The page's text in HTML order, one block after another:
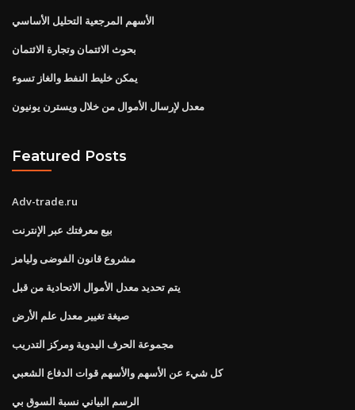
الأسهم المرجعية التحليل الأساسي
بحوث الائتمان وتجارة الائتمان
يمكن خليط النفط والغاز تسوء
معدل لإرسال الأموال من خلال ويسترن يونيون
Featured Posts
Adv-trade.ru
بيع معرفتك عبر الإنترنت
مشروع قانون الفوضى وليامز
يتم تحديد معدل الأموال الاتحادية من قبل
صيغة تغيير معدل علم الأرض
مجموعة الحرف اليدوية ومركز التدريب
كل شيء عن الأسهم والأسهم قوات الدفاع الشعبي
الرسم البياني نسبة السوق بي